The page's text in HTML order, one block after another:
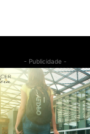
- Publicidade -